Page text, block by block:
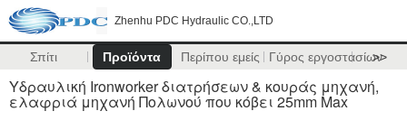
Zhenhu PDC Hydraulic CO.,LTD
Σπίτι Προϊόντα Περίπου εμείς Γύρος εργοστασίων
>>
Υδραυλική Ironworker διατρήσεων & κουράς μηχανή,
ελαφριά μηχανή Πολωνού που κόβει 25mm Max